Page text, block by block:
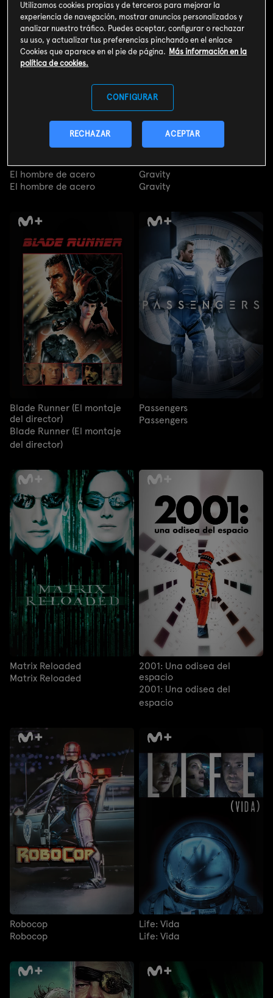
El hombre de acero
El hombre de acero
Gravity
Gravity
Blade Runner (El montaje
del director)
Blade Runner (El montaje
del director)
Passengers
Passengers
Matrix Reloaded
Matrix Reloaded
2001: Una odisea del
espacio
2001: Una odisea del
espacio
Robocop
Robocop
Life: Vida
Life: Vida
Utilizamos cookies propias y de terceros para mejorar la
experiencia de navegación, mostrar anuncios personalizados y
analizar nuestro tráfico. Puedes aceptar, configurar o rechazar
su uso, y actualizar tus preferencias pinchando en el enlace
Cookies que aparece en el pie de página. Más información en la
política de cookies.
CONFIGURAR
RECHAZAR ACEPTAR